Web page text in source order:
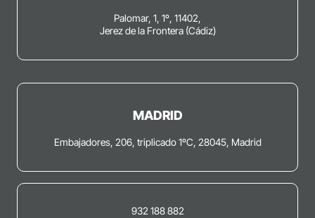
Palomar, 1, 1º, 11402,
Jerez de la Frontera (Cádiz)
MADRID
Embajadores, 206, triplicado 1ºC, 28045, Madrid
932 188 882